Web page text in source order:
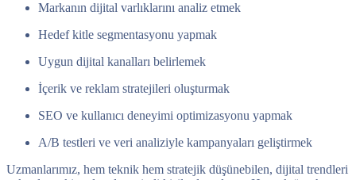
Markanın dijital varlıklarını analiz etmek
Hedef kitle segmentasyonu yapmak
Uygun dijital kanalları belirlemek
İçerik ve reklam stratejileri oluşturmak
SEO ve kullanıcı deneyimi optimizasyonu yapmak
A/B testleri ve veri analiziyle kampanyaları geliştirmek
Uzmanlarımız, hem teknik hem stratejik düşünebilen, dijital trendleri